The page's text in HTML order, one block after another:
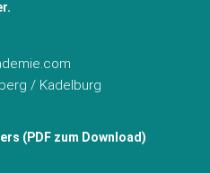
/ Kadelburg
(PDF zum Download)